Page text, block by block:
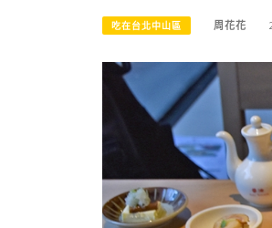
吃在台北中山區 周花花